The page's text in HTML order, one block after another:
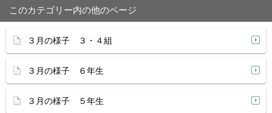
このカテゴリー内の他のページ
３月の様子 ３・４組
３月の様子 ６年生
３月の様子 ５年生